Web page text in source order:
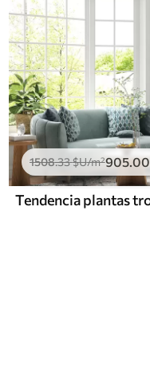
1508.33$U/m²905.00